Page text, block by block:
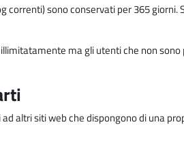
correnti) sono conservati per 365
ma gli utenti che non
altri siti web che dispongono di una